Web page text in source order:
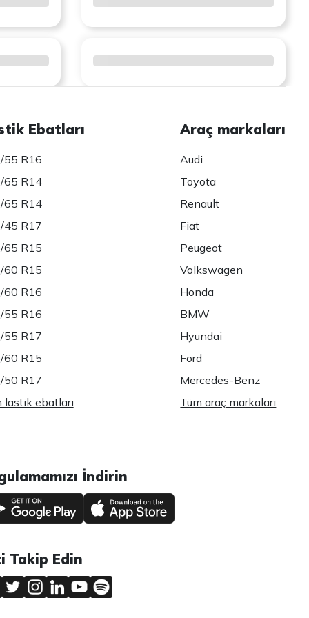
Ebatları
55 R16
65 R14
65 R14
45 R17
65 R15
60 R15
60 R16
55 R16
55 R17
60 R15
50 R17
lastik ebatları
Araç markaları
Audi
Toyota
Renault
Fiat
Peugeot
Volkswagen
Honda
BMW
Hyundai
Ford
Mercedes-Benz
Tüm araç markaları
İndirin
Takip Edin